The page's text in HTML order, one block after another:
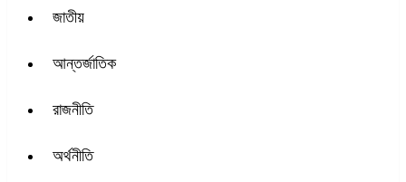
জাতীয়
আন্তর্জাতিক
রাজনীতি
অর্থনীতি